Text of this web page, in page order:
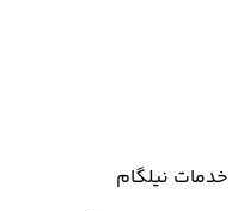
خدمات نیلگام